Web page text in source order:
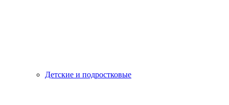
Детские и подростковые